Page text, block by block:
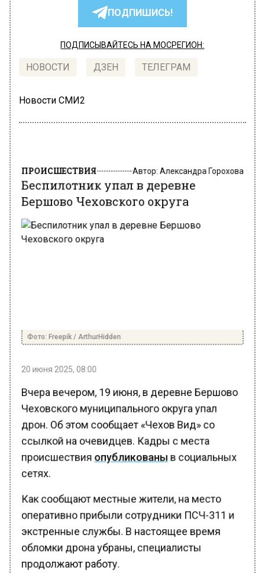
ПОДПИШИСЬ!
ПОДПИСЫВАЙТЕСЬ НА МОСРЕГИОН:
НОВОСТИ ДЗЕН ТЕЛЕГРАМ
Новости СМИ2
Беспилотник упал в деревне
Бершово Чеховского округа
Фото: Freepik / ArthurHidden
20 июня 2025, 08:00
Вчера вечером, 19 июня, в деревне Бершово
Чеховского муниципального округа упал
дрон. Об этом сообщает «Чехов Вид» со
ссылкой на очевидцев. Кадры с места
происшествия опубликованы в социальных
сетях.
Как сообщают местные жители, на место
оперативно прибыли сотрудники ПСЧ-311 и
экстренные службы. В настоящее время
обломки дрона убраны, специалисты
продолжают работу.